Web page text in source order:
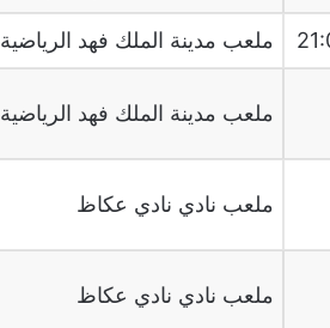
ملعب مدينة الملك فهد الرياضية
ملعب مدينة الملك فهد الرياضية
ملعب نادي نادي عكاظ
ملعب نادي نادي عكاظ